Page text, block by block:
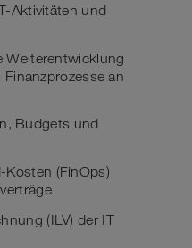
Aktivitäten und
Weiterentwicklung
an
Budgets und
Kosten (FinOps)
(ILV) der IT